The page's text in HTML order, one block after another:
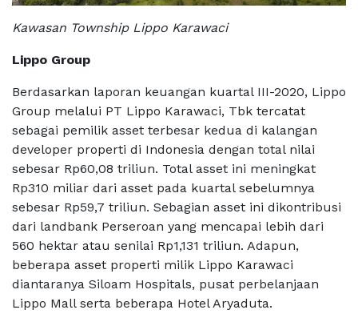
Kawasan Township Lippo Karawaci
Lippo Group
Berdasarkan laporan keuangan kuartal III-2020, Lippo
Group melalui PT Lippo Karawaci, Tbk tercatat
sebagai pemilik asset terbesar kedua di kalangan
developer properti di Indonesia dengan total nilai
sebesar Rp60,08 triliun. Total asset ini meningkat
Rp310 miliar dari asset pada kuartal sebelumnya
sebesar Rp59,7 triliun. Sebagian asset ini dikontribusi
dari landbank Perseroan yang mencapai lebih dari
560 hektar atau senilai Rp1,131 triliun. Adapun,
beberapa asset properti milik Lippo Karawaci
diantaranya Siloam Hospitals, pusat perbelanjaan
Lippo Mall serta beberapa Hotel Aryaduta.